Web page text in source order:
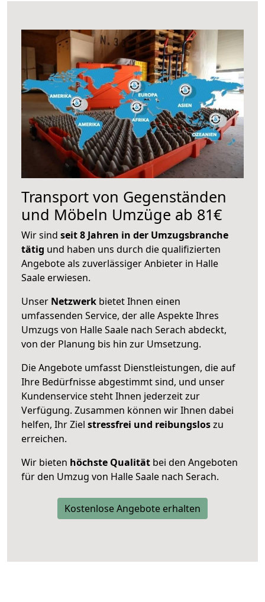
Transport von Gegenständen
und Möbeln Umzüge ab 81€
Wir sind seit 8 Jahren in der Umzugsbranche
tätig und haben uns durch die qualifizierten
Angebote als zuverlässiger Anbieter in Halle
Saale erwiesen.
Unser Netzwerk bietet Ihnen einen
umfassenden Service, der alle Aspekte Ihres
Umzugs von Halle Saale nach Serach abdeckt,
von der Planung bis hin zur Umsetzung.
Die Angebote umfasst Dienstleistungen, die auf
Ihre Bedürfnisse abgestimmt sind, und unser
Kundenservice steht Ihnen jederzeit zur
Verfügung. Zusammen können wir Ihnen dabei
helfen, Ihr Ziel stressfrei und reibungsloszu
erreichen.
Wir bieten höchste Qualität bei den Angeboten
für den Umzug von Halle Saale nach Serach.
Kostenlose Angebote erhalten